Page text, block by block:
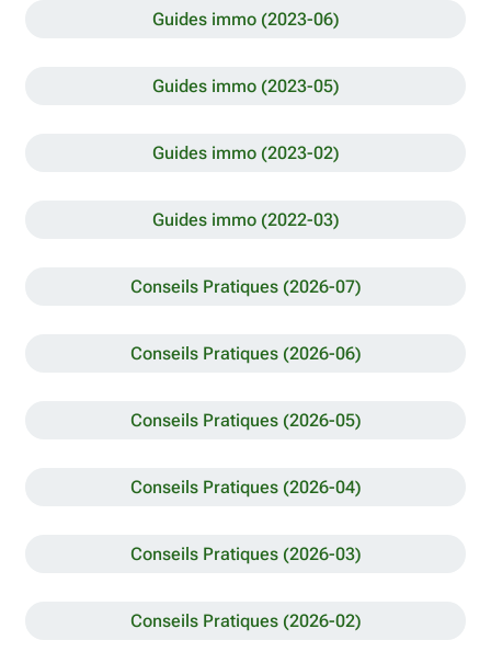
Guides immo (2023-06)
Guides immo (2023-05)
Guides immo (2023-02)
Guides immo (2022-03)
Conseils Pratiques (2026-07)
Conseils Pratiques (2026-06)
Conseils Pratiques (2026-05)
Conseils Pratiques (2026-04)
Conseils Pratiques (2026-03)
Conseils Pratiques (2026-02)